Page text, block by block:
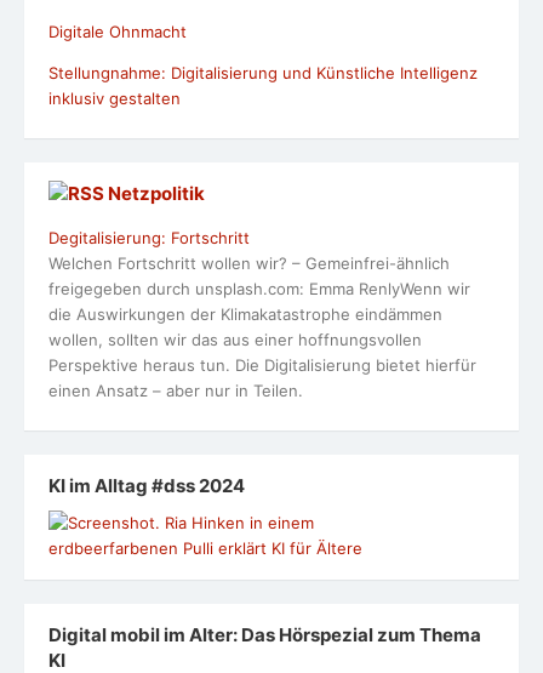
Digitale Ohnmacht
Stellungnahme: Digitalisierung und Künstliche Intelligenz
inklusiv gestalten
Netzpolitik
Degitalisierung: Fortschritt
Welchen Fortschritt wollen wir? – Gemeinfrei-ähnlich
freigegeben durch unsplash.com: Emma RenlyWenn wir
die Auswirkungen der Klimakatastrophe eindämmen
wollen, sollten wir das aus einer hoffnungsvollen
Perspektive heraus tun. Die Digitalisierung bietet hierfür
einen Ansatz – aber nur in Teilen.
KI im Alltag #dss 2024
Digital mobil im Alter: Das Hörspezial zum Thema
KI